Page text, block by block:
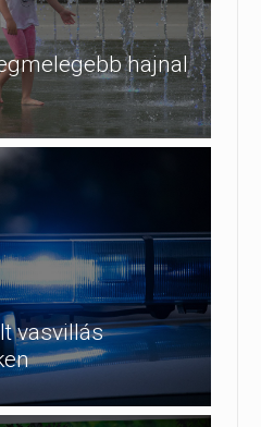
hajnal
vasvillás